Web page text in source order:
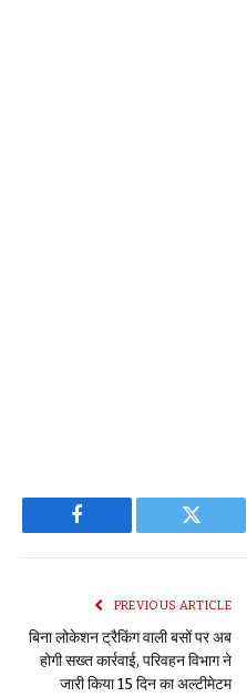
Facebook Twitter
PREVIOUS ARTICLE
बिना लोकेशन ट्रैकिंग वाली बसों पर अब
होगी सख्त कार्रवाई, परिवहन विभाग ने
जारी किया 15 दिन का अल्टीमेटम